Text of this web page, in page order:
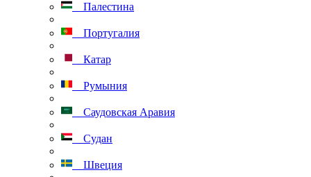
Палестина
Португалия
Катар
Румыния
Саудовская Аравия
Судан
Швеция